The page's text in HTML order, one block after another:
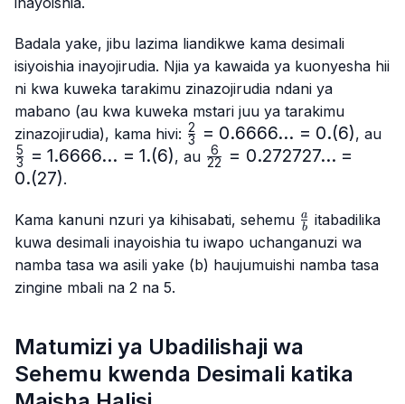
Badala yake, jibu lazima liandikwe kama desimali
isiyoishia inayojirudia. Njia ya kawaida ya kuonyesha hii
ni kwa kuweka tarakimu zinazojirudia ndani ya
mabano (au kwa kuweka mstari juu ya tarakimu
zinazojirudia), kama hivi: \frac{2}
{3}=0.6666...
= 0.(6)
3
2 = 0.6666... = 0.(6), au
3
5 = 1.6666... = 1.(6), au \frac{6}
22
6 = 0.272727... =
0.(27).
Kama kanuni nzuri ya kihisabati, sehemu \frac{a}
{b}
b
a
itabadilika
kuwa desimali inayoishia tu iwapo uchanganuzi wa
namba tasa wa asili yake (b) haujumuishi namba tasa
zingine mbali na 2 na 5.
Matumizi ya Ubadilishaji wa
Sehemu kwenda Desimali katika